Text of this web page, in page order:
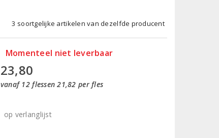
3 soortgelijke artikelen van dezelfde producent
Momenteel niet leverbaar
23,80
vanaf 12 flessen 21,82 per fles
op verlanglijst